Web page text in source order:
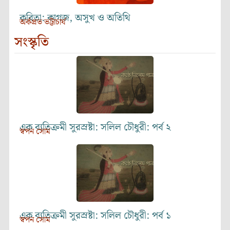
কবিতা: কাগজ, অসুখ ও অতিথি
অর্কপ্রভ ভট্টাচার্য
সংস্কৃতি
এক ব্যতিক্রমী সুরস্রষ্টা: সলিল চৌধুরী: পর্ব ২
স্বপন সোম
এক ব্যতিক্রমী সুরস্রষ্টা: সলিল চৌধুরী: পর্ব ১
স্বপন সোম